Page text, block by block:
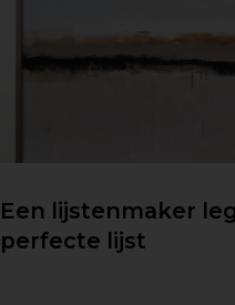
Een lijstenmaker
perfecte lijst